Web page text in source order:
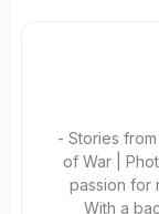
- Stories
of War |
passion for
With a